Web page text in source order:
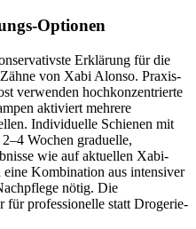
Optionen
Erklärung für die
von Xabi Alonso. Praxis-
verwenden hochkonzentrierte
aktiviert mehrere
Individuelle Schienen mit
Wochen graduelle,
wie auf aktuellen Xabi-
Kombination aus intensiver
nötig. Die
professionelle statt Drogerie-